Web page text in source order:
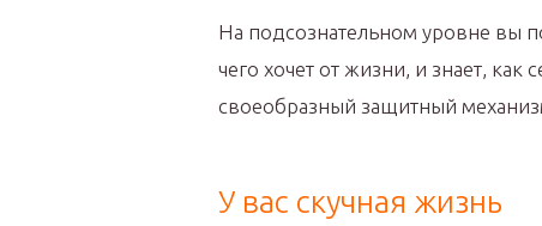
На подсознательном уровне вы
чего хочет от жизни, и знает, как
своеобразный защитный
У вас скучная жизнь